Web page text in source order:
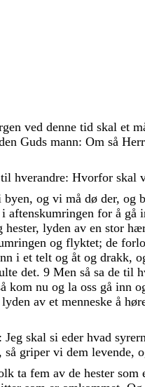
ved denne tid skal et
Guds mann: Om så
til hverandre: Hvorfor skal
byen, og vi må dø der, og
i aftenskumringen for å gå
hester, lyden av en stor
og flyktet; de
i et telt og åt og drakk,
det. 9 Men så sa de til
kom nu og la oss gå inn
lyden av et menneske å
: Jeg skal si eder hvad
, så griper vi dem levende,
ta fem av de hester som